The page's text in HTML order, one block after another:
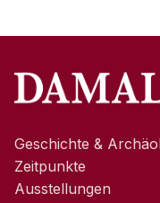
Geschichte &
Zeitpunkte
Ausstellungen